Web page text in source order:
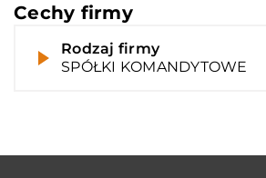
Cechy firmy
Rodzaj firmy
SPÓŁKI KOMANDYTOWE